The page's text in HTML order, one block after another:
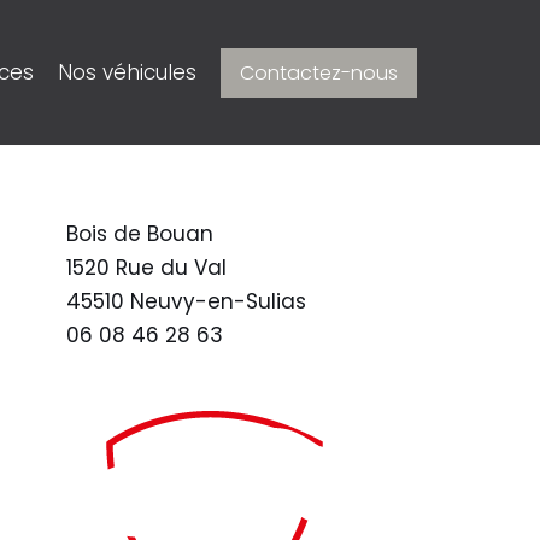
Nos véhicules Contactez-nous
Bois de Bouan
1520 Rue du Val
45510 Neuvy-en-Sulias
06 08 46 28 63